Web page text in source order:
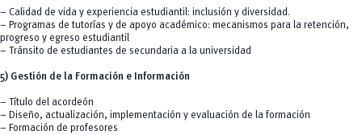
– Calidad de vida y experiencia estudiantil: inclusión y diversidad.
– Programas de tutorías y de apoyo académico: mecanismos para la retención,
progreso y egreso estudiantil
– Tránsito de estudiantes de secundaria a la universidad
5) Gestión de la Formación e Información
– Título del acordeón
– Diseño, actualización, implementación y evaluación de la formación
– Formación de profesores